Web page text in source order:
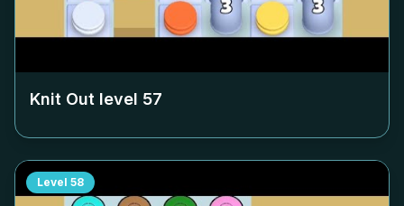
Knit Out level 57
Level 58